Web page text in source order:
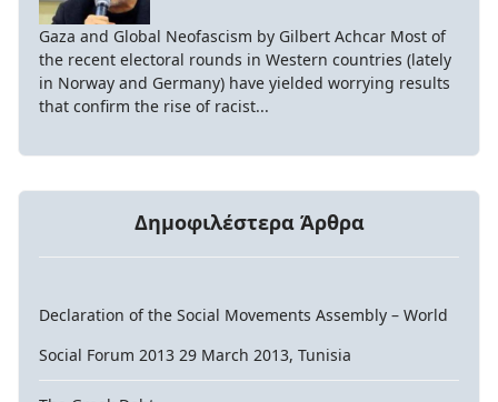
Gaza and Global Neofascism by Gilbert Achcar Most of
the recent electoral rounds in Western countries (lately
in Norway and Germany) have yielded worrying results
that confirm the rise of racist...
Δημοφιλέστερα Άρθρα
Declaration of the Social Movements Assembly – World
Social Forum 2013 29 March 2013, Tunisia